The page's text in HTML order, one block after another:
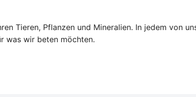
Tieren, Pflanzen und Mineralien. In jedem von
was wir beten möchten.